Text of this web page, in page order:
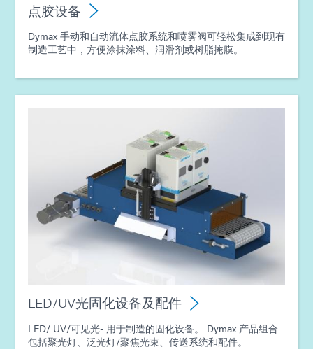
指南：消费电子产品组装（亚洲|EN）
点胶设备
Dymax 手动和自动流体点胶系统和喷雾阀可轻松集成到现有
制造工艺中，方便涂抹涂料、润滑剂或树脂掩膜。
LED/UV光固化设备及配件
LED/ UV/可见光- 用于制造的固化设备。 Dymax 产品组合
包括聚光灯、泛光灯/聚焦光束、传送系统和配件。